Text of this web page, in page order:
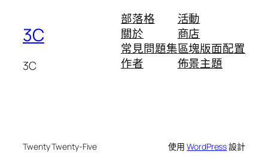
3C
3C
部落格
關於
常見問題集
作者
活動
商店
區塊版面配置
佈景主題
Twenty Twenty-Five 使用WordPress設計